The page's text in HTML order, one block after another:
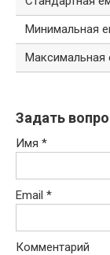
Минимальная
Максимальная
Задать
Имя *
Email *
Комментарий